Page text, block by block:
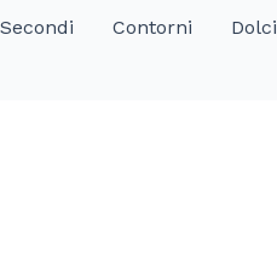
Secondi Contorni Dolci